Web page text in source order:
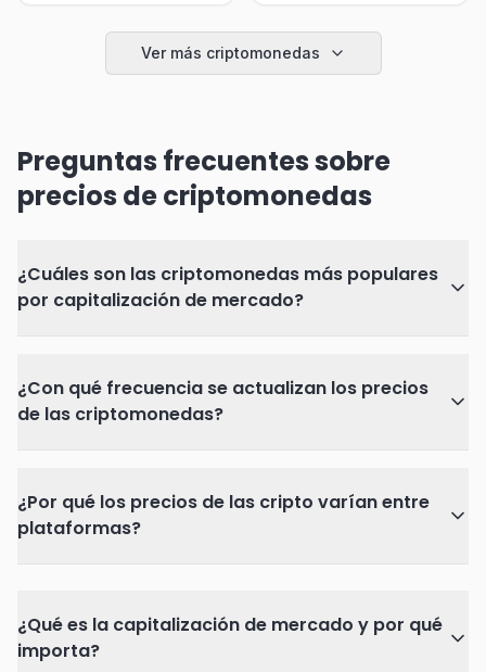
Ver más criptomonedas
Preguntas frecuentes sobre
precios de criptomonedas
¿Cuáles son las criptomonedas más populares
por capitalización de mercado?
¿Con qué frecuencia se actualizan los precios
de las criptomonedas?
¿Por qué los precios de las cripto varían entre
plataformas?
¿Qué es la capitalización de mercado y por qué
importa?